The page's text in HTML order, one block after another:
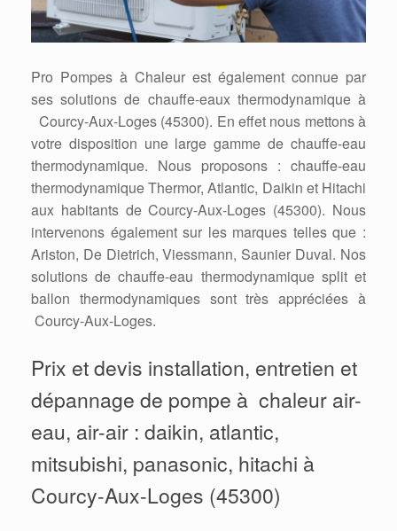
Pro Pompes à Chaleur est également connue par
ses solutions de chauffe-eaux thermodynamique à
Courcy-Aux-Loges (45300). En effet nous mettons à
votre disposition une large gamme de chauffe-eau
thermodynamique. Nous proposons : chauffe-eau
thermodynamique Thermor, Atlantic, Daikin et Hitachi
aux habitants de Courcy-Aux-Loges (45300). Nous
intervenons également sur les marques telles que :
Ariston, De Dietrich, Viessmann, Saunier Duval. Nos
solutions de chauffe-eau thermodynamique split et
ballon thermodynamiques sont très appréciées à
Courcy-Aux-Loges.
Prix et devis installation, entretien et
dépannage de pompe à chaleur air-
eau, air-air : daikin, atlantic,
mitsubishi, panasonic, hitachi à
Courcy-Aux-Loges (45300)